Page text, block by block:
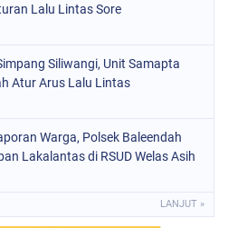
Lalu Lintas Sore
Siliwangi, Unit Samapta
Atur Arus Lalu Lintas
Warga, Polsek Baleendah
Lakalantas di RSUD Welas Asih
LANJUT »